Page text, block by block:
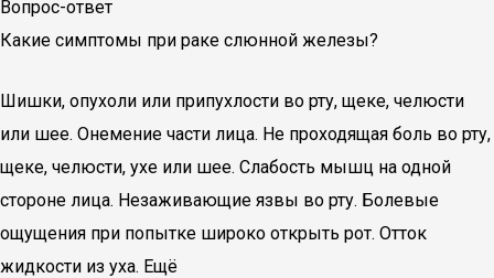
Вопрос-ответ
Какие симптомы при раке слюнной железы?
Шишки, опухоли или припухлости во рту, щеке, челюсти
или шее. Онемение части лица. Не проходящая боль во рту,
щеке, челюсти, ухе или шее. Слабость мышц на одной
стороне лица. Незаживающие язвы во рту. Болевые
ощущения при попытке широко открыть рот. Отток
жидкости из уха. Ещё